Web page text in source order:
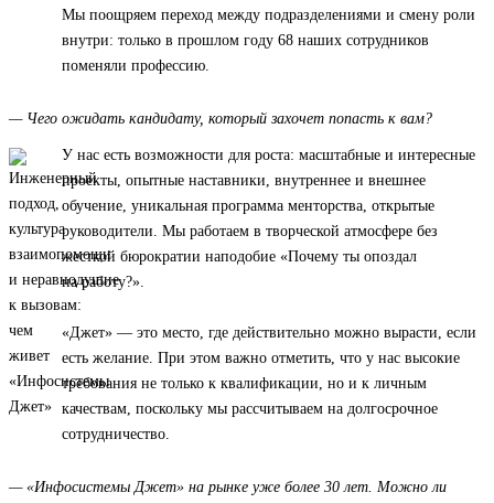
Мы поощряем переход между подразделениями и смену роли
внутри: только в прошлом году 68 наших сотрудников
поменяли профессию.
— Чего ожидать кандидату, который захочет попасть к вам?
У нас есть возможности для роста: масштабные и интересные
проекты, опытные наставники, внутреннее и внешнее
обучение, уникальная программа менторства, открытые
руководители. Мы работаем в творческой атмосфере без
жесткой бюрократии наподобие «Почему ты опоздал
на работу?».
«Джет» — это место, где действительно можно вырасти, если
есть желание. При этом важно отметить, что у нас высокие
требования не только к квалификации, но и к личным
качествам, поскольку мы рассчитываем на долгосрочное
сотрудничество.
— «Инфосистемы Джет» на рынке уже более 30 лет. Можно ли